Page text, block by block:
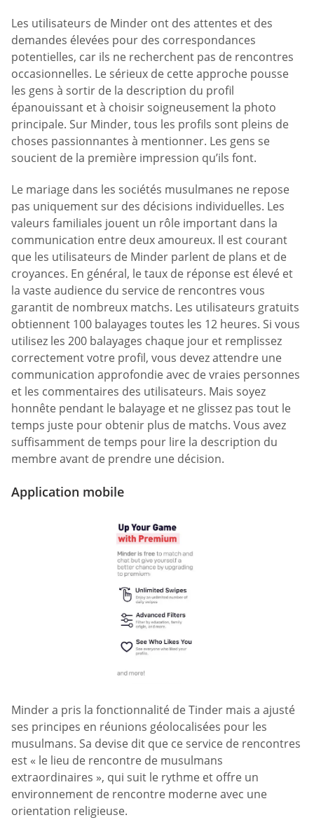
Les utilisateurs de Minder ont des attentes et des
demandes élevées pour des correspondances
potentielles, car ils ne recherchent pas de rencontres
occasionnelles. Le sérieux de cette approche pousse
les gens à sortir de la description du profil
épanouissant et à choisir soigneusement la photo
principale. Sur Minder, tous les profils sont pleins de
choses passionnantes à mentionner. Les gens se
soucient de la première impression qu’ils font.
Le mariage dans les sociétés musulmanes ne repose
pas uniquement sur des décisions individuelles. Les
valeurs familiales jouent un rôle important dans la
communication entre deux amoureux. Il est courant
que les utilisateurs de Minder parlent de plans et de
croyances. En général, le taux de réponse est élevé et
la vaste audience du service de rencontres vous
garantit de nombreux matchs. Les utilisateurs gratuits
obtiennent 100 balayages toutes les 12 heures. Si vous
utilisez les 200 balayages chaque jour et remplissez
correctement votre profil, vous devez attendre une
communication approfondie avec de vraies personnes
et les commentaires des utilisateurs. Mais soyez
honnête pendant le balayage et ne glissez pas tout le
temps juste pour obtenir plus de matchs. Vous avez
suffisamment de temps pour lire la description du
membre avant de prendre une décision.
Application mobile
Minder a pris la fonctionnalité de Tinder mais a ajusté
ses principes en réunions géolocalisées pour les
musulmans. Sa devise dit que ce service de rencontres
est « le lieu de rencontre de musulmans
extraordinaires », qui suit le rythme et offre un
environnement de rencontre moderne avec une
orientation religieuse.